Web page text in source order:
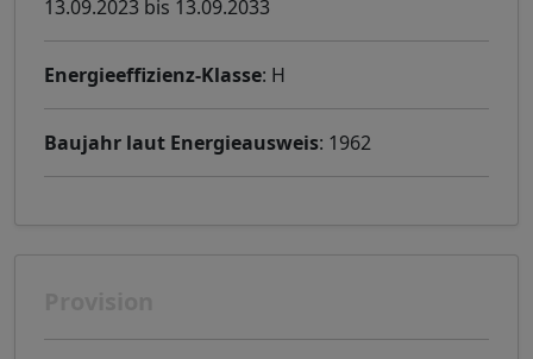
13.09.2023 bis 13.09.2033
Energieeffizienz-Klasse: H
Baujahr laut Energieausweis: 1962